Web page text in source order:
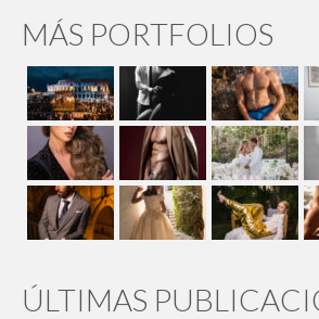
MÁS PORTFOLIOS
ÚLTIMAS